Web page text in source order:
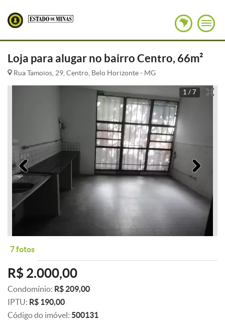
Loja para alugar no bairro Centro, 66m²
Rua Tamoios, 29, Centro, Belo Horizonte - MG
1 / 7
Anterior
7 fotos
R$ 2.000,00
Condomínio: R$ 209,00
IPTU: R$ 190,00
Código do imóvel: 500131